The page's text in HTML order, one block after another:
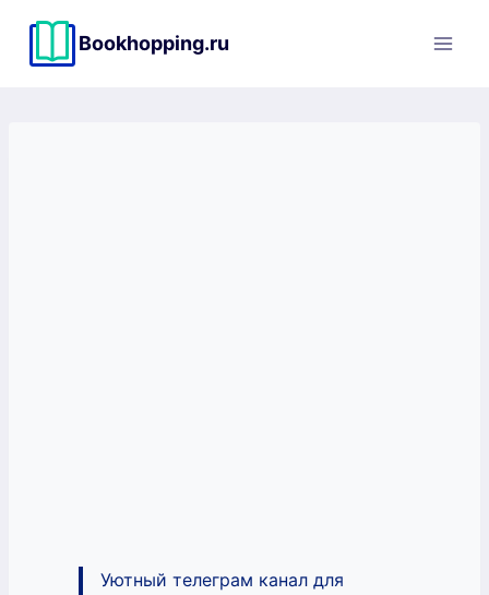
содержимому
Bookhopping.ru
Уютный телеграм канал для